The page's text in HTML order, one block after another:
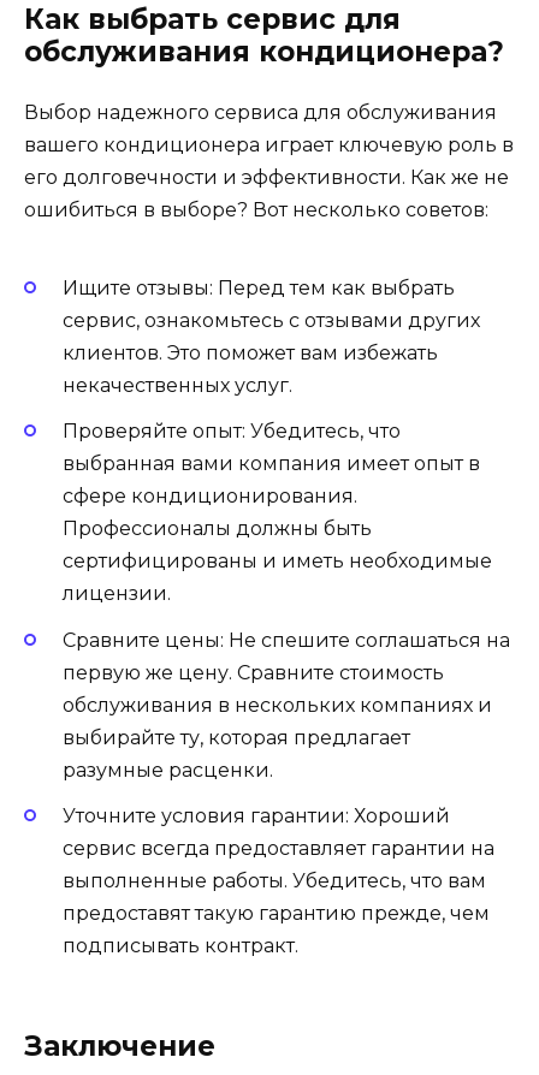
Как выбрать сервис для
обслуживания кондиционера?
Выбор надежного сервиса для обслуживания
вашего кондиционера играет ключевую роль в
его долговечности и эффективности. Как же не
ошибиться в выборе? Вот несколько советов:
Ищите отзывы: Перед тем как выбрать
сервис, ознакомьтесь с отзывами других
клиентов. Это поможет вам избежать
некачественных услуг.
Проверяйте опыт: Убедитесь, что
выбранная вами компания имеет опыт в
сфере кондиционирования.
Профессионалы должны быть
сертифицированы и иметь необходимые
лицензии.
Сравните цены: Не спешите соглашаться на
первую же цену. Сравните стоимость
обслуживания в нескольких компаниях и
выбирайте ту, которая предлагает
разумные расценки.
Уточните условия гарантии: Хороший
сервис всегда предоставляет гарантии на
выполненные работы. Убедитесь, что вам
предоставят такую гарантию прежде, чем
подписывать контракт.
Заключение